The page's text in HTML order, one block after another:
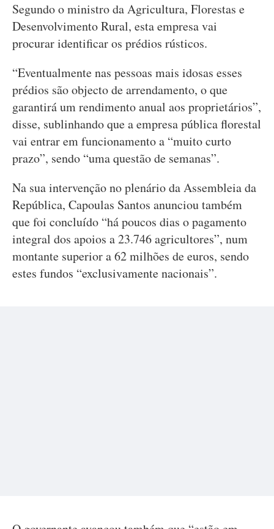
Segundo o ministro da Agricultura, Florestas e
Desenvolvimento Rural, esta empresa vai
procurar identificar os prédios rústicos.
“Eventualmente nas pessoas mais idosas esses
prédios são objecto de arrendamento, o que
garantirá um rendimento anual aos proprietários”,
disse, sublinhando que a empresa pública florestal
vai entrar em funcionamento a “muito curto
prazo”, sendo “uma questão de semanas”.
Na sua intervenção no plenário da Assembleia da
República, Capoulas Santos anunciou também
que foi concluído “há poucos dias o pagamento
integral dos apoios a 23.746 agricultores”, num
montante superior a 62 milhões de euros, sendo
estes fundos “exclusivamente nacionais”.